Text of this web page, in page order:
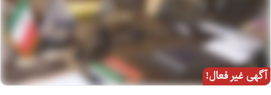
آگهی غیر فعال!